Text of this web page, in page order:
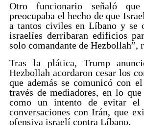
Otro funcionario señaló
preocupaba el hecho de que
a tantos civiles en Líbano y se
israelíes derribaran edificios
solo comandante de Hezbollah”,
Tras la plática, Trump
Hezbollah acordaron cesar los
que además se comunicó con
través de mediadores, en lo
como un intento de evitar el
conversaciones con Irán, que
ofensiva israelí contra Líbano.